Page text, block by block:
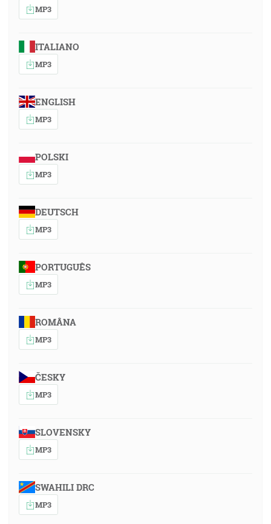
MP3
ITALIANO
MP3
ENGLISH
MP3
POLSKI
MP3
DEUTSCH
MP3
PORTUGUÊS
MP3
ROMÂNA
MP3
ČESKY
MP3
SLOVENSKY
MP3
SWAHILI DRC
MP3